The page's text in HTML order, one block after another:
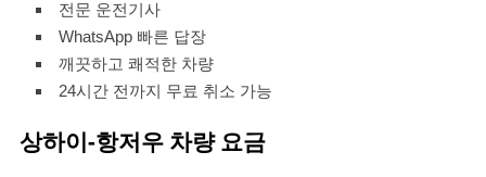
전문 운전기사
WhatsApp 빠른 답장
깨끗하고 쾌적한 차량
24시간 전까지 무료 취소 가능
상하이-항저우 차량 요금